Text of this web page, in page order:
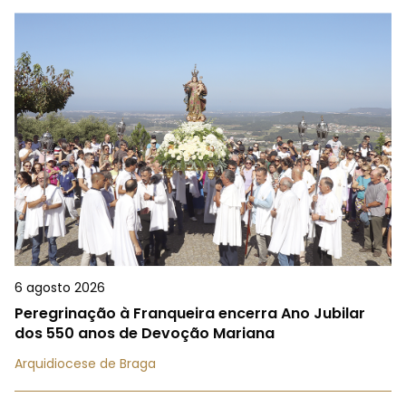
6 agosto 2026
Peregrinação à Franqueira encerra Ano Jubilar
dos 550 anos de Devoção Mariana
Arquidiocese de Braga